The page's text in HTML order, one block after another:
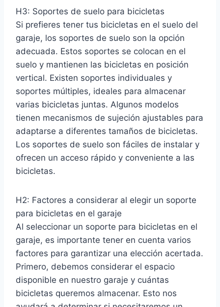
H3: Soportes de suelo para bicicletas
Si prefieres tener tus bicicletas en el suelo del
garaje, los soportes de suelo son la opción
adecuada. Estos soportes se colocan en el
suelo y mantienen las bicicletas en posición
vertical. Existen soportes individuales y
soportes múltiples, ideales para almacenar
varias bicicletas juntas. Algunos modelos
tienen mecanismos de sujeción ajustables para
adaptarse a diferentes tamaños de bicicletas.
Los soportes de suelo son fáciles de instalar y
ofrecen un acceso rápido y conveniente a las
bicicletas.
H2: Factores a considerar al elegir un soporte
para bicicletas en el garaje
Al seleccionar un soporte para bicicletas en el
garaje, es importante tener en cuenta varios
factores para garantizar una elección acertada.
Primero, debemos considerar el espacio
disponible en nuestro garaje y cuántas
bicicletas queremos almacenar. Esto nos